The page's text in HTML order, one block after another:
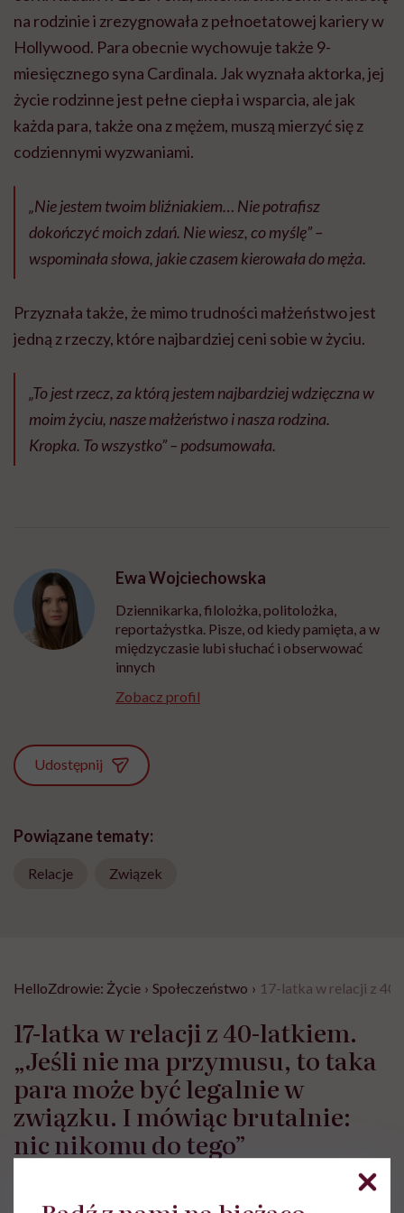
na rodzinie i zrezygnowała z pełnoetatowej kariery w
Hollywood. Para obecnie wychowuje także 9-
miesięcznego syna Cardinala. Jak wyznała aktorka, jej
życie rodzinne jest pełne ciepła i wsparcia, ale jak
każda para, także ona z mężem, muszą mierzyć się z
codziennymi wyzwaniami.
„Nie jestem twoim bliźniakiem… Nie potrafisz
dokończyć moich zdań. Nie wiesz, co myślę” –
wspominała słowa, jakie czasem kierowała do męża.
Przyznała także, że mimo trudności małżeństwo jest
jedną z rzeczy, które najbardziej ceni sobie w życiu.
„To jest rzecz, za którą jestem najbardziej wdzięczna w
moim życiu, nasze małżeństwo i nasza rodzina.
Kropka. To wszystko” – podsumowała.
Ewa Wojciechowska
Dziennikarka, filolożka, politolożka,
reportażystka. Pisze, od kiedy pamięta, a w
międzyczasie lubi słuchać i obserwować
innych
Zobacz profil
Udostępnij
Powiązane tematy:
Relacje Związek
HelloZdrowie: Życie › Społeczeństwo › 17-latka w relacji z 40-
17-latka w relacji z 40-latkiem.
„Jeśli nie ma przymusu, to taka
para może być legalnie w
związku. I mówiąc brutalnie:
nic nikomu do tego”